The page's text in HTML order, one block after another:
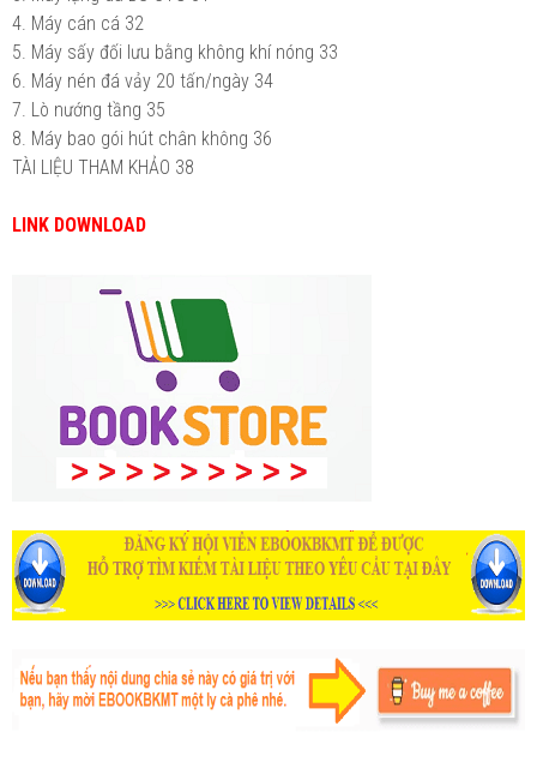
4. Máy cán cá 32
5. Máy sấy đối lưu bằng không khí nóng 33
6. Máy nén đá vảy 20 tấn/ngày 34
7. Lò nướng tầng 35
8. Máy bao gói hút chân không 36
TÀI LIỆU THAM KHẢO 38
LINK DOWNLOAD